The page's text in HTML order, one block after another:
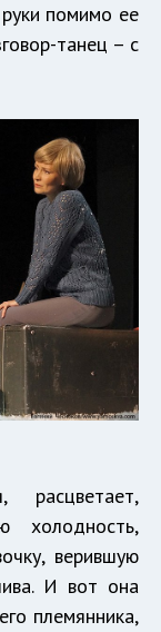
помимо ее
танец – с
холодность,
верившую
И вот она
племянника,